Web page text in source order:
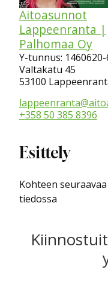
Aitoasunnot
Lappeenranta |
Palhomaa Oy
Y-tunnus: 1460620-
Valtakatu 45
53100
+358 50 385 8396
Esittely
Kohteen
tiedossa